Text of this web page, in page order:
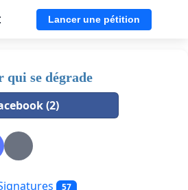
Lancer une pétition
se dégrade
(2)
57